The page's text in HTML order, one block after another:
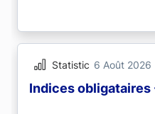
Statistic 6 Août 2026
Indices